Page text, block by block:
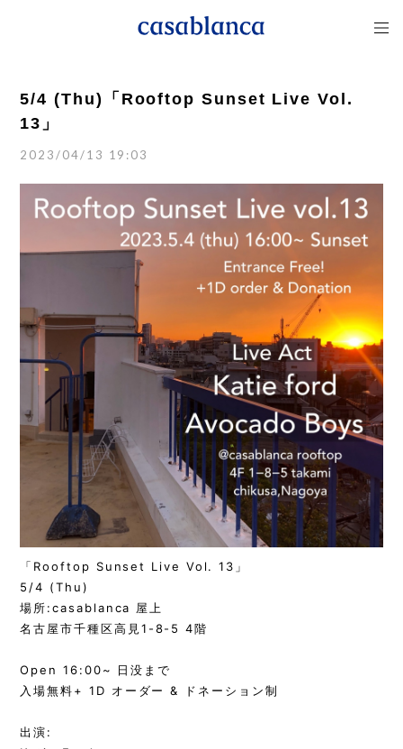
5/4 (Thu)「Rooftop Sunset Live Vol.
13」
2023/04/13 19:03
「Rooftop Sunset Live Vol. 13」
5/4 (Thu)
場所:casablanca 屋上
名古屋市千種区高見1-8-5 4階
Open 16:00~ 日没まで
入場無料+ 1D オーダー & ドネーション制
出演: